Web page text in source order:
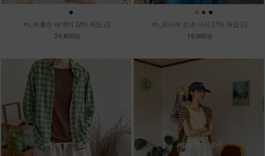
●
m_베를린 배색티 [2차 재입고]
39,800원
● ● ●
m_프시케 린넨 나시 [7차 재입고]
19,000원